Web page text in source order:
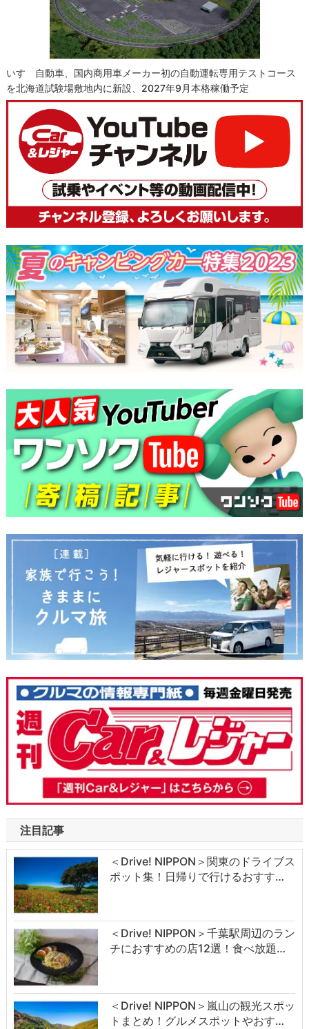
いすゞ自動車、国内商用車メーカー初の自動運転専用テストコース
を北海道試験場敷地内に新設、2027年9月本格稼働予定
注目記事
＜Drive! NIPPON＞関東のドライブス
ポット集！日帰りで行けるおすす…
＜Drive! NIPPON＞千葉駅周辺のラン
チにおすすめの店12選！食べ放題…
＜Drive! NIPPON＞嵐山の観光スポッ
トまとめ！グルメスポットやおす…